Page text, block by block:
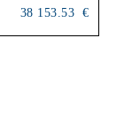
38 153.53 €